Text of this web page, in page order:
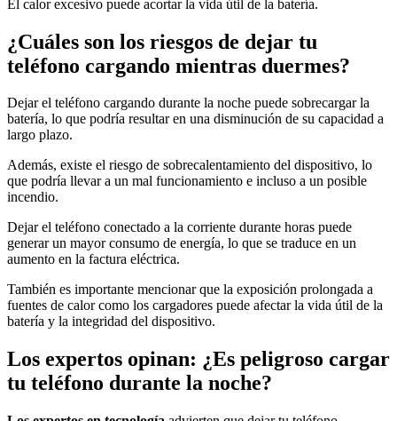
El calor excesivo puede acortar la vida útil de la batería.
¿Cuáles son los riesgos de dejar tu
teléfono cargando mientras duermes?
Dejar el teléfono cargando durante la noche puede sobrecargar la
batería, lo que podría resultar en una disminución de su capacidad a
largo plazo.
Además, existe el riesgo de sobrecalentamiento del dispositivo, lo
que podría llevar a un mal funcionamiento e incluso a un posible
incendio.
Dejar el teléfono conectado a la corriente durante horas puede
generar un mayor consumo de energía, lo que se traduce en un
aumento en la factura eléctrica.
También es importante mencionar que la exposición prolongada a
fuentes de calor como los cargadores puede afectar la vida útil de la
batería y la integridad del dispositivo.
Los expertos opinan: ¿Es peligroso cargar
tu teléfono durante la noche?